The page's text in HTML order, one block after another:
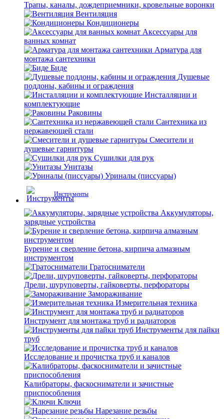
Трапы, каналы, дождеприемники, кровельные воронки
Вентиляция
Кондиционеры
Аксессуары для
ванных комнат
Арматура для
монтажа сантехники
Биде
Душевые
поддоны, кабины и ограждения
Инсталляции и
комплектующие
Раковины
Сантехника из
нержавеющей стали
Смесители и
душевые гарнитуры
Сушилки для рук
Унитазы
Уриналы (писсуары)
Инструменты
Аккумуляторы,
зарядные устройства
Бурение и сверление бетона, кирпича алмазным
инструментом
Гратосниматели
Дрели, шуруповерты, гайковерты, перфораторы
Замораживание
Измерительная техника
Инструмент для монтажа труб и радиаторов
Инструменты для пайки
труб
Исследование и прочистка труб и каналов
Калибраторы, фаскосниматели и зачистные
приспособления
Ключи
Нарезание резьбы